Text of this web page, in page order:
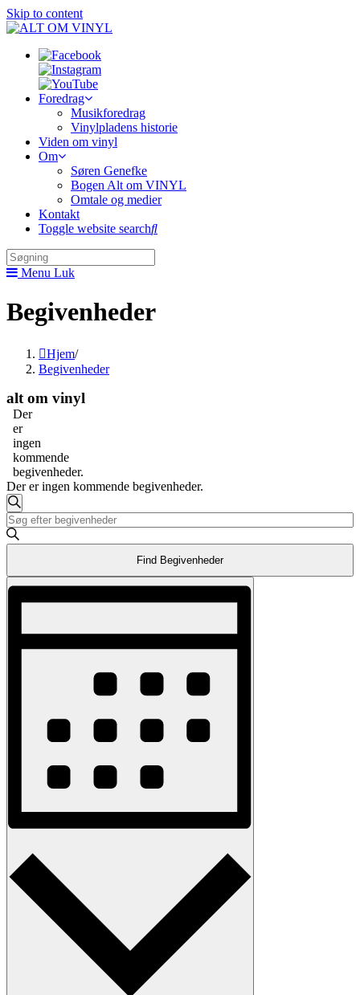
Skip to content
Foredrag
Musikforedrag
Vinylpladens historie
Viden om vinyl
Om
Søren Genefke
Bogen Alt om VINYL
Omtale og medier
Kontakt
Toggle website search
Menu Luk
Begivenheder
Hjem/
Begivenheder
alt om vinyl
Der
er
ingen
kommende
begivenheder.
Der er ingen kommende begivenheder.
Begivenheder
Søgning
og
Navigation
Søg
efter
begivenheder
Skriv
nøgleord.
Søg
Begivenheder
på
nøgleord.
Find Begivenheder
Begivenhed
Visninger